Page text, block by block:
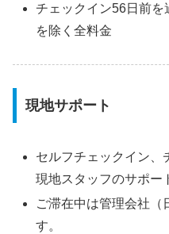
チェックイン56日前
を除く全料金
現地サポート
セルフチェックイン、
現地スタッフのサポー
ご滞在中は管理会社（
す。